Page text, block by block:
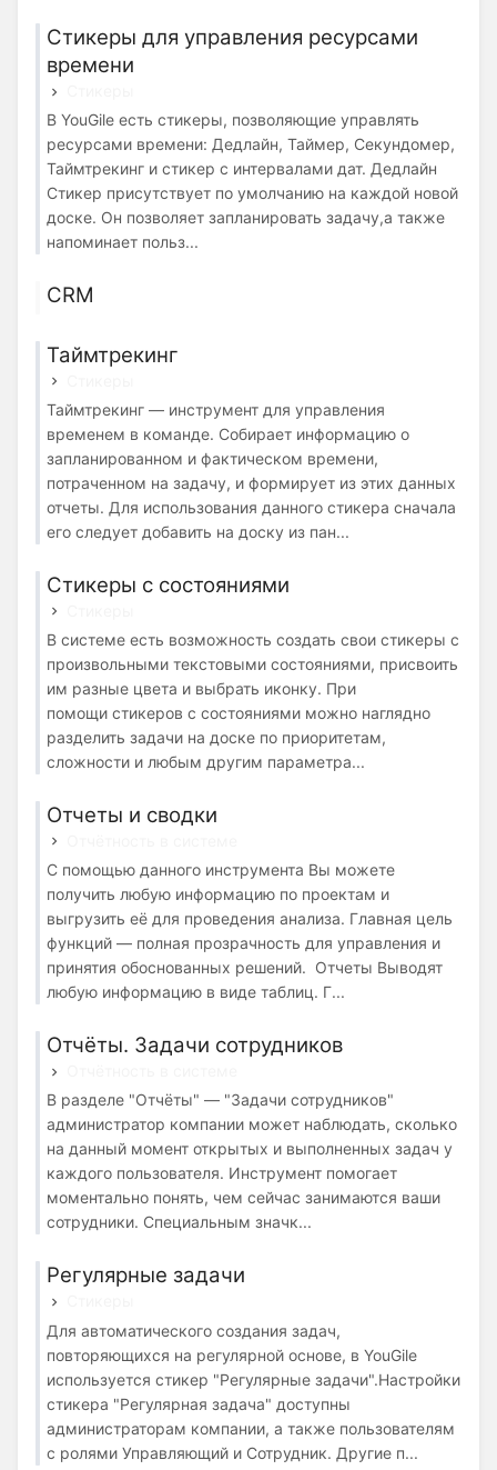
Стикеры для управления ресурсами
времени
В YouGile есть стикеры, позволяющие управлять
ресурсами времени: Дедлайн, Таймер, Секундомер,
Таймтрекинг и стикер с интервалами дат. Дедлайн
Стикер присутствует по умолчанию на каждой новой
доске. Он позволяет запланировать задачу,а также
напоминает польз...
CRM
Таймтрекинг
Таймтрекинг — инструмент для управления
временем в команде. Собирает информацию о
запланированном и фактическом времени,
потраченном на задачу, и формирует из этих данных
отчеты. Для использования данного стикера сначала
его следует добавить на доску из пан...
Стикеры с состояниями
В системе есть возможность создать свои стикеры с
произвольными текстовыми состояниями, присвоить
им разные цвета и выбрать иконку. При
помощи стикеров с состояниями можно наглядно
разделить задачи на доске по приоритетам,
сложности и любым другим параметра...
Отчеты и сводки
С помощью данного инструмента Вы можете
получить любую информацию по проектам и
выгрузить её для проведения анализа. Главная цель
функций — полная прозрачность для управления и
принятия обоснованных решений. Отчеты Выводят
любую информацию в виде таблиц. Г...
Отчёты. Задачи сотрудников
В разделе "Отчёты" — "Задачи сотрудников"
администратор компании может наблюдать, сколько
на данный момент открытых и выполненных задач у
каждого пользователя. Инструмент помогает
моментально понять, чем сейчас занимаются ваши
сотрудники. Специальным значк...
Регулярные задачи
Для автоматического создания задач,
повторяющихся на регулярной основе, в YouGile
используется стикер "Регулярные задачи".Настройки
стикера "Регулярная задача" доступны
администраторам компании, а также пользователям
с ролями Управляющий и Сотрудник. Другие п...